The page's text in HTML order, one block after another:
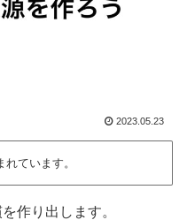
2023.05.23
ています。
作り出します。